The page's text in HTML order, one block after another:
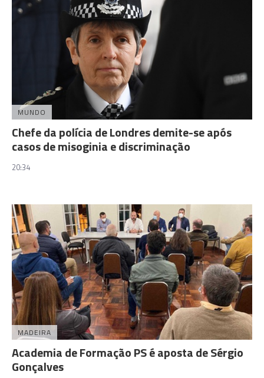
MUNDO
Chefe da polícia de Londres demite-se após
casos de misoginia e discriminação
20:34
MADEIRA
Academia de Formação PS é aposta de Sérgio
Gonçalves